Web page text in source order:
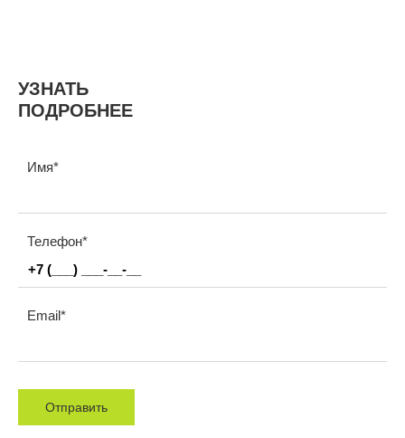
УЗНАТЬ
ПОДРОБНЕЕ
Имя
Телефон
Email
Отправить